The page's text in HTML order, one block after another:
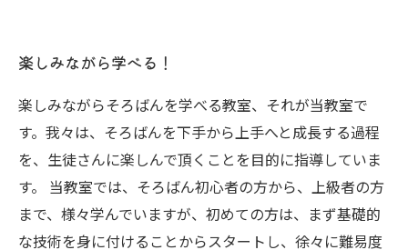
楽しみながら学べる！
楽しみながらそろばんを学べる教室、それが当教室で
す。我々は、そろばんを下手から上手へと成長する過程
を、生徒さんに楽しんで頂くことを目的に指導していま
す。 当教室では、そろばん初心者の方から、上級者の方
まで、様々学んでいますが、初めての方は、まず基礎的
な技術を身に付けることからスタートし、徐々に難易度